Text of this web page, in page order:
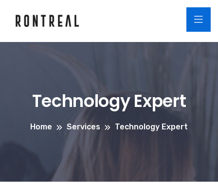
Technology Expert
Home Services Technology Expert